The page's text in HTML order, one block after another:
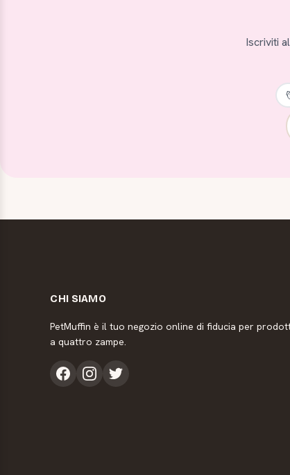
Iscriviti
CHI SIAMO
PetMuffin è il tuo negozio online di fiducia per
a quattro zampe.